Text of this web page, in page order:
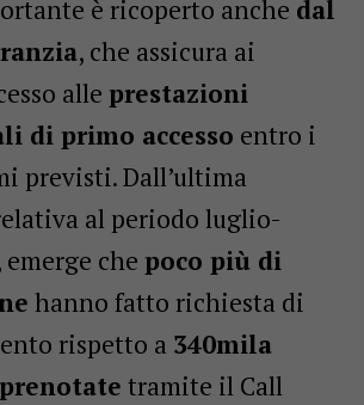
è ricoperto anche dal
, che assicura ai
alle prestazioni
di primo accesso entro i
previsti. Dall’ultima
al periodo luglio-
che poco più di
hanno fatto richiesta di
rispetto a 340mila
tramite il Call